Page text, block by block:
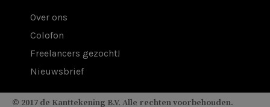
Over ons
Colofon
Freelancers gezocht!
Nieuwsbrief
© 2017 de Kanttekening B.V. Alle rechten voorbehouden.